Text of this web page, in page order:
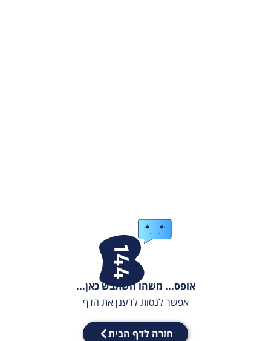
אופס... משהו השתבש כאן...
אפשר לנסות לרענן את הדף
חזרה לדף הבית